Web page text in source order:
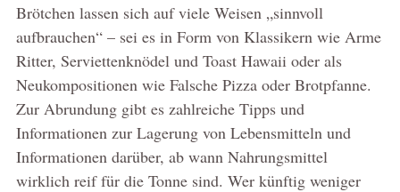
Brötchen lassen sich auf viele Weisen „sinnvoll
aufbrauchen“ – sei es in Form von Klassikern wie Arme
Ritter, Serviettenknödel und Toast Hawaii oder als
Neukompositionen wie Falsche Pizza oder Brotpfanne.
Zur Abrundung gibt es zahlreiche Tipps und
Informationen zur Lagerung von Lebensmitteln und
Informationen darüber, ab wann Nahrungsmittel
wirklich reif für die Tonne sind. Wer künftig weniger